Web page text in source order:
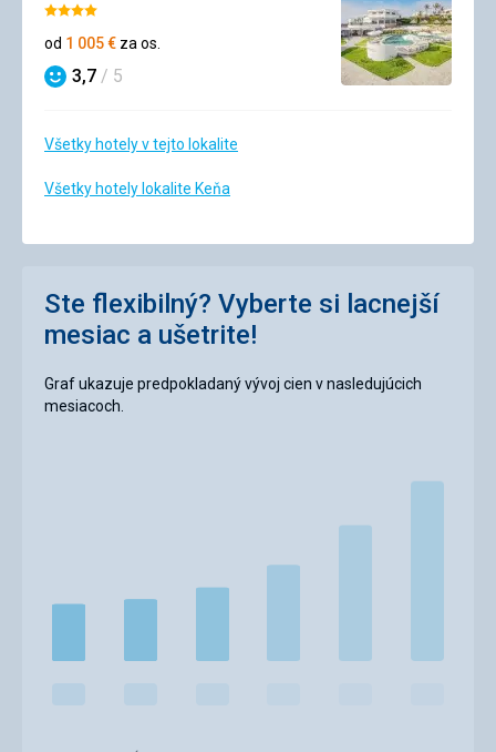
Hodnotenie:
4/5
od 1 005€ za os.
Hodnotenie
3,7 / 5
Všetky hotely v tejto lokalite
Všetky hotely lokalite Keňa
Ste flexibilný? Vyberte si lacnejší
mesiac a ušetrite!
Graf ukazuje predpokladaný vývoj cien v nasledujúcich
mesiacoch.